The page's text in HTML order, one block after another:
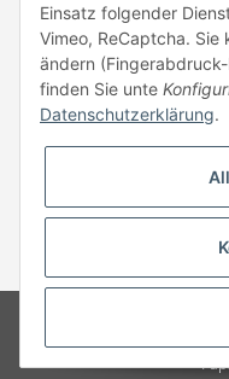
* Alle Preise inkl. gesetzlicher
© Copyright by Paper-
Einsatz folgender
Vimeo, ReCaptcha.
ändern
finden Sie unte
Datenschutzerklärung.